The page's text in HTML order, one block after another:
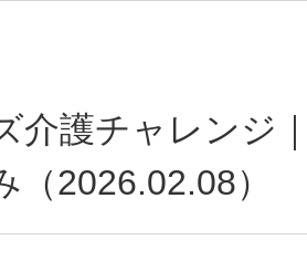
介護チャレンジ
（2026.02.08）